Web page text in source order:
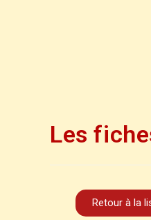
Les
Retour à la